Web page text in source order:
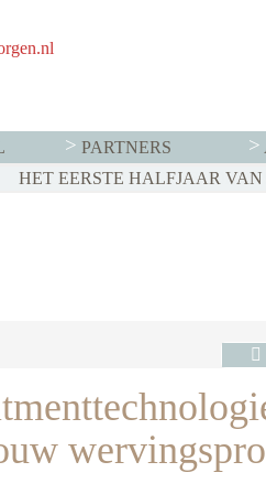
PARTNERS
WET LOONTRANSPARANTIE:
HET EERSTE HALFJAAR
VOOR EEN SUCCESVOL